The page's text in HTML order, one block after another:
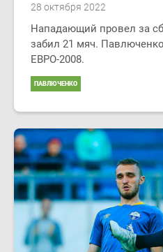
28 октября 2022
Нападающий провел за
забил 21 мяч.
ЕВРО-2008.
ПАВЛЮЧЕНКО